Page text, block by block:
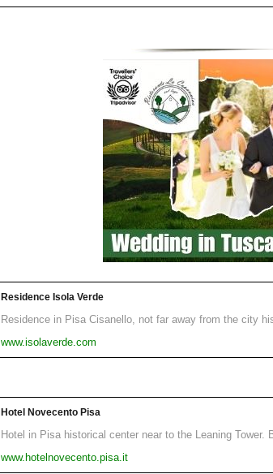
Residence Isola Verde
Residence in Pisa Cisanello, not far away from the city
www.isolaverde.com
Hotel Novecento Pisa
Hotel in Pisa historical center near to the Leaning Tower.
www.hotelnovecento.pisa.it